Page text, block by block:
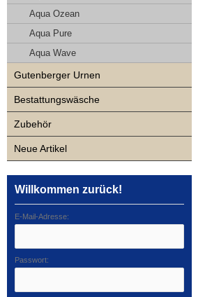
Aqua Ozean
Aqua Pure
Aqua Wave
Gutenberger Urnen
Bestattungswäsche
Zubehör
Neue Artikel
Willkommen zurück!
E-Mail-Adresse:
Passwort: